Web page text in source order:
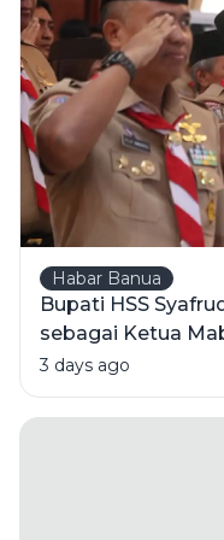
Habar Banua
Bupati HSS
sebagai Ketua
Pengurus 2025-
3 days ago